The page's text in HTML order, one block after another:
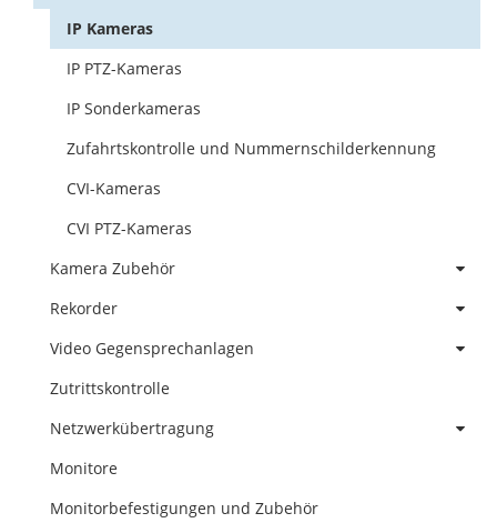
IP Kameras
IP PTZ-Kameras
IP Sonderkameras
Zufahrtskontrolle und Nummernschilderkennung
CVI-Kameras
CVI PTZ-Kameras
Kamera Zubehör
Rekorder
Video Gegensprechanlagen
Zutrittskontrolle
Netzwerkübertragung
Monitore
Monitorbefestigungen und Zubehör